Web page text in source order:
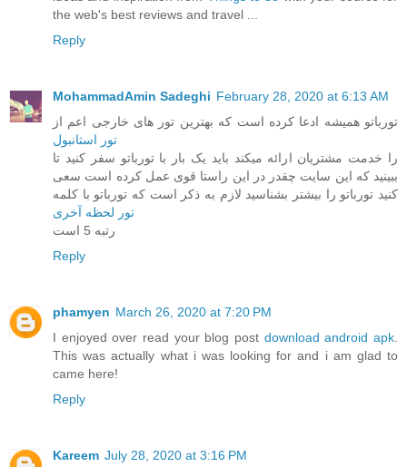
the web's best reviews and travel ...
Reply
MohammadAmin Sadeghi February 28, 2020 at 6:13 AM
تورباتو همیشه ادعا کرده است که بهترین تور های خارجی اعم از
تور استانبول
را خدمت مشتریان ارائه میکند باید یک بار با تورباتو سفر کنید تا
ببینید که این سایت چقدر در این راستا قوی عمل کرده است سعی
کنید تورباتو را بیشتر بشناسید لازم به ذکر است که تورباتو با کلمه
تور لحظه آخری
رتبه 5 است
Reply
phamyen March 26, 2020 at 7:20 PM
I enjoyed over read your blog post download android apk
This was actually what i was looking for and i am glad to
came here!
Reply
Kareem July 28, 2020 at 3:16 PM